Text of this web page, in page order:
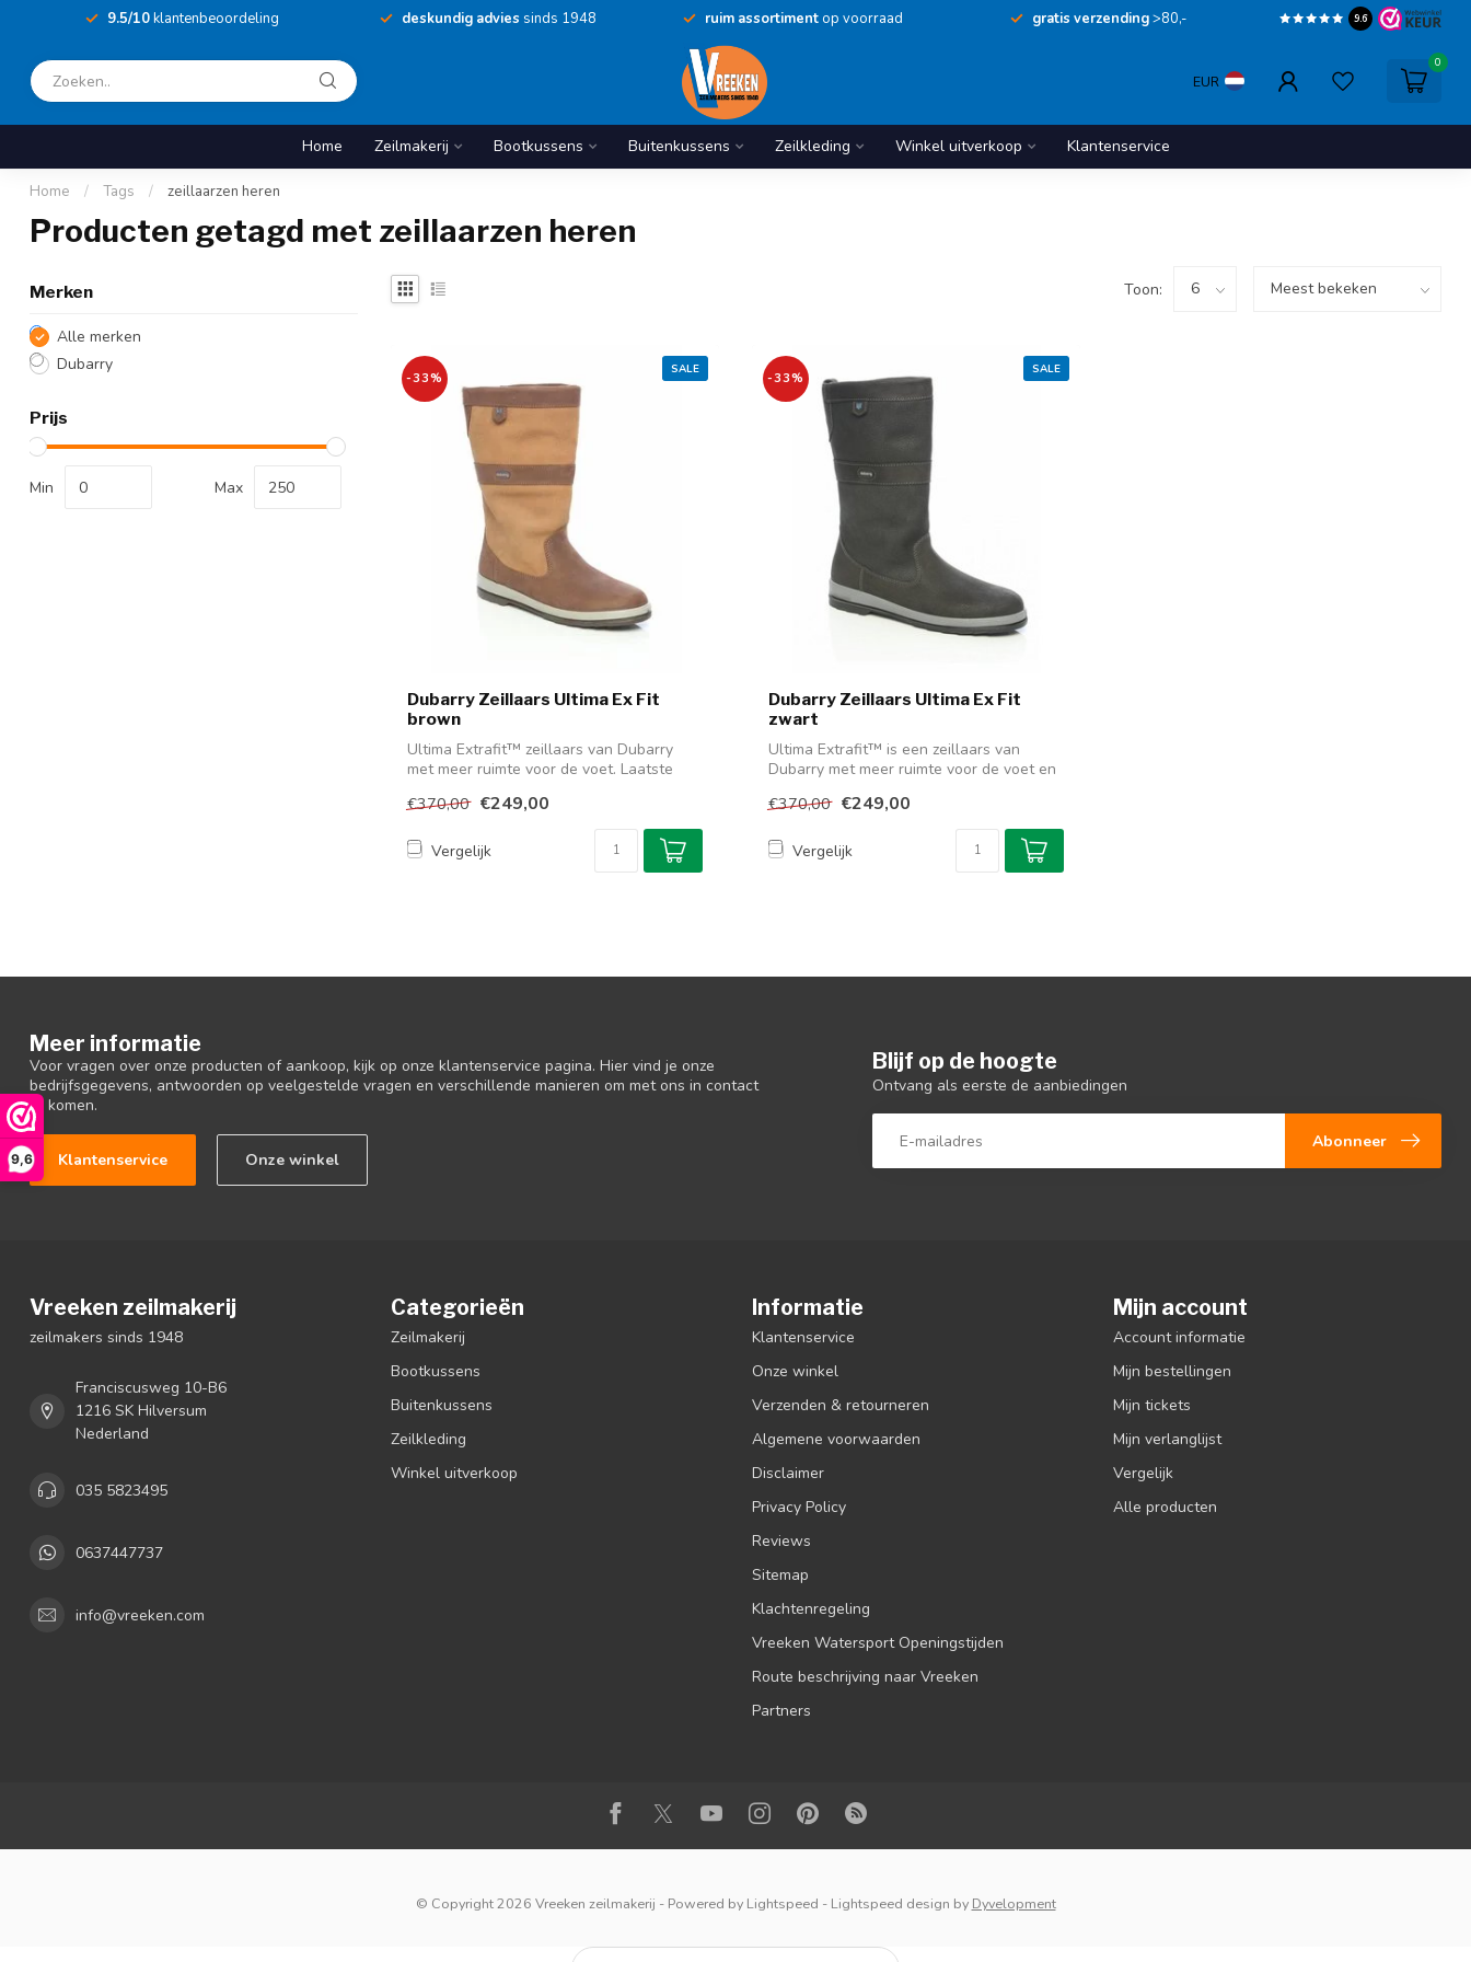
9,6
9.5/10klantenbeoordeling deskundig advies sinds 1948 ruim assortimentop voorraad gratis verzending>80,- 9.6
EUR
0
Home Zeilmakerij Bootkussens Buitenkussens Zeilkleding Winkel uitverkoop Klantenservice
Home / Tags / zeillaarzen heren
Producten getagd met zeillaarzen heren
Merken
Alle merken
Dubarry
Prijs
Min Max
Toon:
SALE
-33%
Dubarry Zeillaars Ultima Ex Fit
brown
Ultima Extrafit™ zeillaars van Dubarry
met meer ruimte voor de voet. Laatste
€370,00 €249,00
Vergelijk
SALE
-33%
Dubarry Zeillaars Ultima Ex Fit
zwart
Ultima Extrafit™ is een zeillaars van
Dubarry met meer ruimte voor de voet en
€370,00 €249,00
Vergelijk
Meer informatie
Voor vragen over onze producten of aankoop, kijk op onze klantenservice pagina. Hier vind je onze
bedrijfsgegevens, antwoorden op veelgestelde vragen en verschillende manieren om met ons in contact
te komen.
Klantenservice Onze winkel
Blijf op de hoogte
Ontvang als eerste de aanbiedingen
Abonneer
Vreeken zeilmakerij
zeilmakers sinds 1948
Franciscusweg 10-B6
1216 SK Hilversum
Nederland
035 5823495
0637447737
info@vreeken.com
Categorieën
Zeilmakerij
Bootkussens
Buitenkussens
Zeilkleding
Winkel uitverkoop
Informatie
Klantenservice
Onze winkel
Verzenden & retourneren
Algemene voorwaarden
Disclaimer
Privacy Policy
Reviews
Sitemap
Klachtenregeling
Vreeken Watersport Openingstijden
Route beschrijving naar Vreeken
Partners
Mijn account
Account informatie
Mijn bestellingen
Mijn tickets
Mijn verlanglijst
Vergelijk
Alle producten
© Copyright 2026 Vreeken zeilmakerij - Powered by Lightspeed - Lightspeed design by Dyvelopment